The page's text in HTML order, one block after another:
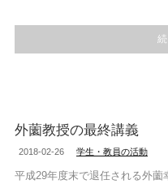
外薗教授の最終講義
2018-02-26 学生・教員の活動
平成29年度末で退任される外